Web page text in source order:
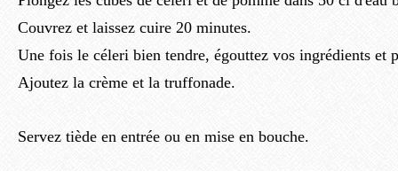
Couvrez et laissez cuire 20 minutes.
Une fois le céleri bien tendre, égouttez vos ingrédients et
Ajoutez la crème et la truffonade.
Servez tiède en entrée ou en mise en bouche.